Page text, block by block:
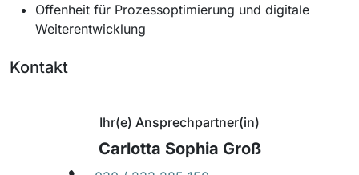
Offenheit für Prozessoptimierung und digitale
Weiterentwicklung
Kontakt
Ihr(e) Ansprechpartner(in)
Carlotta Sophia Groß